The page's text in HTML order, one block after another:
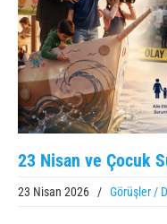
23 Nisan ve Çocuk
23 Nisan 2026 / Görüşler /